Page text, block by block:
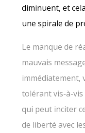
diminuent, et
une spirale de
Le manque de
mauvais
immédiatement,
tolérant vis-à-vis
qui peut inciter
de liberté avec